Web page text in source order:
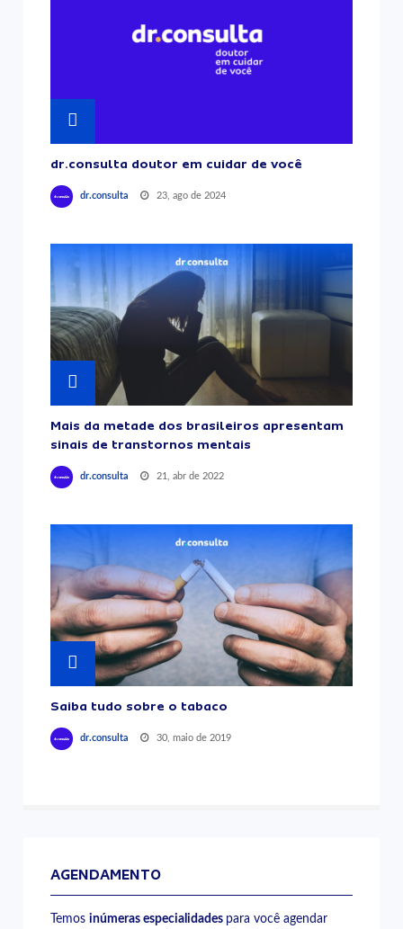
dr.consulta doutor em cuidar de você
dr.consulta 23, ago de 2024
Mais da metade dos brasileiros apresentam
sinais de transtornos mentais
dr.consulta 21, abr de 2022
Saiba tudo sobre o tabaco
dr.consulta 30, maio de 2019
AGENDAMENTO
Temosinúmeras especialidades para você agendar